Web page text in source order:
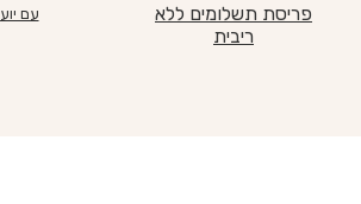
עם
פריסת תשלומים ללא
ריבית